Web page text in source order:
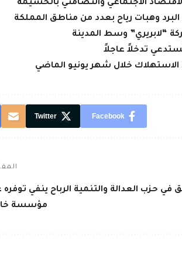
الاجتماعي والتضامني بالحسيمة
وهبات رياح بعدد من مناطق المملكة
“لابريري” وسط المدينة
تدخلاً عاجلاً
الاستهلاك خلال شهر يونيو الماضي
Facebook
Twitter
في حزب العدالة والتنمية الرباح ينفي
مؤسسة